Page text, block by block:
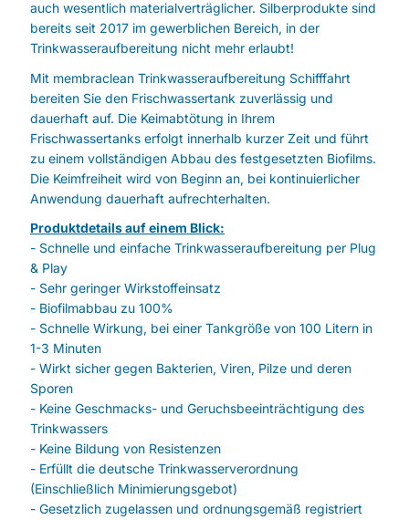
auch wesentlich materialverträglicher. Silberprodukte sind
bereits seit 2017 im gewerblichen Bereich, in der
Trinkwasseraufbereitung nicht mehr erlaubt!
Mit membraclean Trinkwasseraufbereitung Schifffahrt
bereiten Sie den Frischwassertank zuverlässig und
dauerhaft auf. Die Keimabtötung in Ihrem
Frischwassertanks erfolgt innerhalb kurzer Zeit und führt
zu einem vollständigen Abbau des festgesetzten Biofilms.
Die Keimfreiheit wird von Beginn an, bei kontinuierlicher
Anwendung dauerhaft aufrechterhalten.
Produktdetails auf einem Blick:
- Schnelle und einfache Trinkwasseraufbereitung per Plug
& Play
- Sehr geringer Wirkstoffeinsatz
- Biofilmabbau zu 100%
- Schnelle Wirkung, bei einer Tankgröße von 100 Litern in
1-3 Minuten
- Wirkt sicher gegen Bakterien, Viren, Pilze und deren
Sporen
- Keine Geschmacks- und Geruchsbeeinträchtigung des
Trinkwassers
- Keine Bildung von Resistenzen
- Erfüllt die deutsche Trinkwasserverordnung
(Einschließlich Minimierungsgebot)
- Gesetzlich zugelassen und ordnungsgemäß registriert